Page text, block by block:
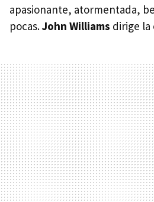
apasionante, atormentada,
pocas.John Williams dirige la